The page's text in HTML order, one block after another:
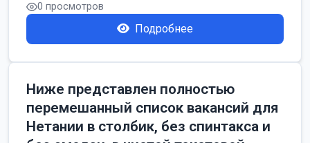
0 просмотров
Подробнее
Ниже представлен полностью
перемешанный список вакансий для
Нетании в столбик, без спинтакса и